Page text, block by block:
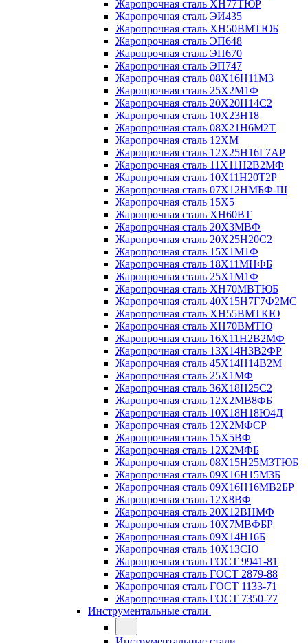
Жаропрочная сталь ХН77ТЮР
Жаропрочная сталь ЭИ435
Жаропрочная сталь ХН50ВМТЮБ
Жаропрочная сталь ЭП648
Жаропрочная сталь ЭП670
Жаропрочная сталь ЭП747
Жаропрочная сталь 08Х16Н11М3
Жаропрочная сталь 25Х2М1Ф
Жаропрочная сталь 20Х20Н14С2
Жаропрочная сталь 10Х23Н18
Жаропрочная сталь 08Х21Н6М2Т
Жаропрочная сталь 12ХМ
Жаропрочная сталь 12Х25Н16Г7АР
Жаропрочная сталь 11Х11Н2В2МФ
Жаропрочная сталь 10Х11Н20Т2Р
Жаропрочная сталь 07Х12НМБФ-Ш
Жаропрочная сталь 15Х5
Жаропрочная сталь ХН60ВТ
Жаропрочная сталь 20Х3МВФ
Жаропрочная сталь 20Х25Н20С2
Жаропрочная сталь 15Х1М1Ф
Жаропрочная сталь 18Х11МНФБ
Жаропрочная сталь 25Х1М1Ф
Жаропрочная сталь ХН70МВТЮБ
Жаропрочная сталь 40Х15Н7Г7Ф2МС
Жаропрочная сталь ХН55ВМТКЮ
Жаропрочная сталь ХН70ВМТЮ
Жаропрочная сталь 16Х11Н2В2МФ
Жаропрочная сталь 13Х14Н3В2ФР
Жаропрочная сталь 45Х14Н14В2М
Жаропрочная сталь 25Х1МФ
Жаропрочная сталь 36Х18Н25С2
Жаропрочная сталь 12Х2МВ8ФБ
Жаропрочная сталь 10Х18Н18Ю4Д
Жаропрочная сталь 12Х2МФСР
Жаропрочная сталь 15Х5ВФ
Жаропрочная сталь 12Х2МФБ
Жаропрочная сталь 08Х15Н25М3ТЮБ
Жаропрочная сталь 09Х16Н15М3Б
Жаропрочная сталь 09Х16Н16МВ2БР
Жаропрочная сталь 12Х8ВФ
Жаропрочная сталь 20Х12ВНМФ
Жаропрочная сталь 10Х7МВФБР
Жаропрочная сталь 09Х14Н16Б
Жаропрочная сталь 10Х13СЮ
Жаропрочная сталь ГОСТ 9941-81
Жаропрочная сталь ГОСТ 2879-88
Жаропрочная сталь ГОСТ 1133-71
Жаропрочная сталь ГОСТ 7350-77
Инструментальные стали